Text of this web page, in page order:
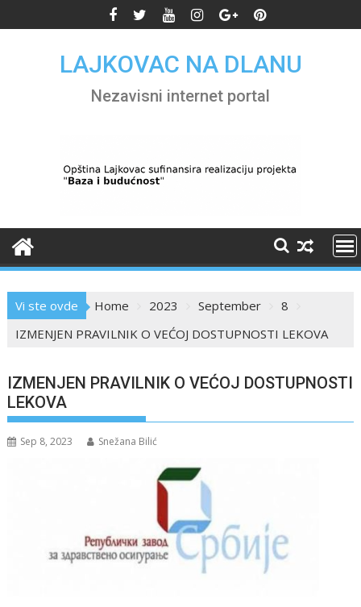
to
LAJKOVAC NA DLANU
Nezavisni internet portal
Vi ste ovde Home 2023 September
8
IZMENJEN PRAVILNIK O VEĆOJ DOSTUPNOSTI LEKOVA
IZMENJEN PRAVILNIK O VEĆOJ DOSTUPNOSTI
LEKOVA
Sep 8, 2023 Snežana Bilić